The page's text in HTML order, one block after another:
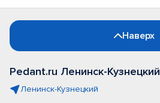
Наверх
Pedant.ru Ленинск-Кузнецкий
Ленинск-Кузнецкий